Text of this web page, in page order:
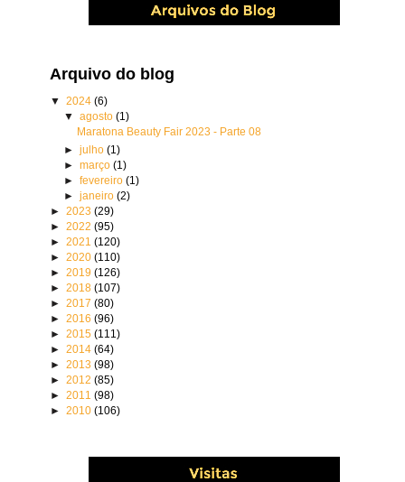
Arquivo do blog
▼2024(6)
▼ agosto (1)
Maratona Beauty Fair 2023 - Parte 08
► julho (1)
► março (1)
► fevereiro (1)
► janeiro (2)
►2023(29)
►2022(95)
►2021(120)
►2020(110)
►2019(126)
►2018(107)
►2017(80)
►2016(96)
►2015(111)
►2014(64)
►2013(98)
►2012(85)
►2011(98)
►2010(106)